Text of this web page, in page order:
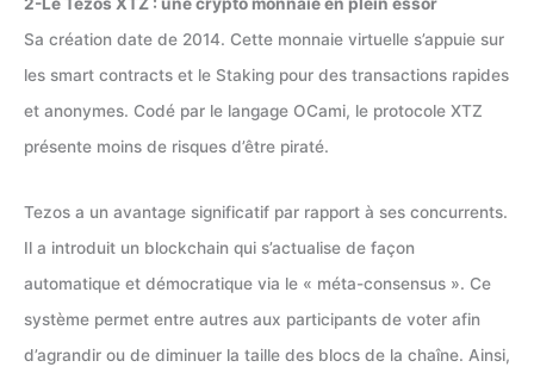
Sa création date de 2014. Cette monnaie virtuelle s’appuie sur
les smart contracts et le Staking pour des transactions rapides
et anonymes. Codé par le langage OCami, le protocole XTZ
présente moins de risques d’être piraté.
Tezos a un avantage significatif par rapport à ses concurrents.
Il a introduit un blockchain qui s’actualise de façon
automatique et démocratique via le « méta-consensus ». Ce
système permet entre autres aux participants de voter afin
d’agrandir ou de diminuer la taille des blocs de la chaîne. Ainsi,